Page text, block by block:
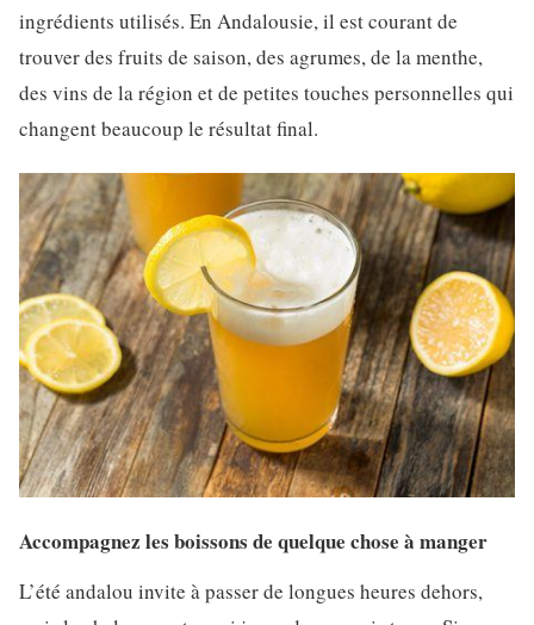
ingrédients utilisés. En Andalousie, il est courant de
trouver des fruits de saison, des agrumes, de la menthe,
des vins de la région et de petites touches personnelles qui
changent beaucoup le résultat final.
Accompagnez les boissons de quelque chose à manger
L’été andalou invite à passer de longues heures dehors,